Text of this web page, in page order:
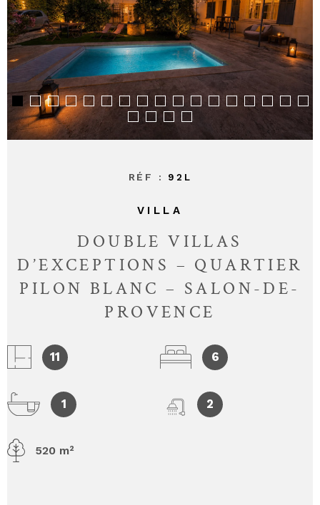
CONTACT
RÉF : 92L
VILLA
DOUBLE VILLAS
D’EXCEPTIONS – QUARTIER
PILON BLANC – SALON-DE-
PROVENCE
11 6
1 2
520 m²